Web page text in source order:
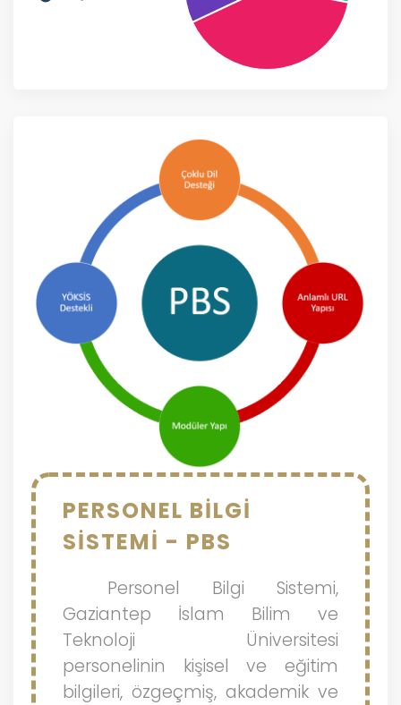
PERSONEL BİLGİ
SİSTEMİ - PBS
Personel Bilgi Sistemi,
Gaziantep İslam Bilim ve
Teknoloji Üniversitesi
personelinin kişisel ve eğitim
bilgileri, özgeçmiş, akademik ve